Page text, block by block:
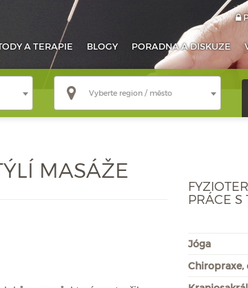
A TERAPIE BLOGY PORADNAA DISKUZE
Vyberte region / město
MASÁŽE
PRÁCE S
Jóga